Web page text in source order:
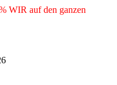
WIR auf den ganzen